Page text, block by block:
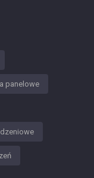
panelowe